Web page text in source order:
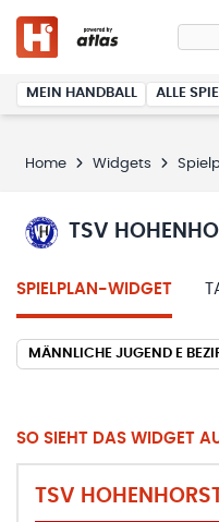
MEIN HANDBALL ALLE
Home Widgets
TSV
SPIELPLAN-WIDGET
SO SIEHT DAS WIDGET
TSV